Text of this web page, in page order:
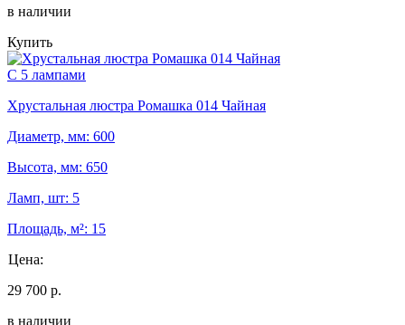
в наличии
Купить
С 5 лампами
Хрустальная люстра Ромашка 014 Чайная
Диаметр, мм: 600
Высота, мм: 650
Ламп, шт: 5
Площадь, м²: 15
Цена:
29 700 р.
в наличии